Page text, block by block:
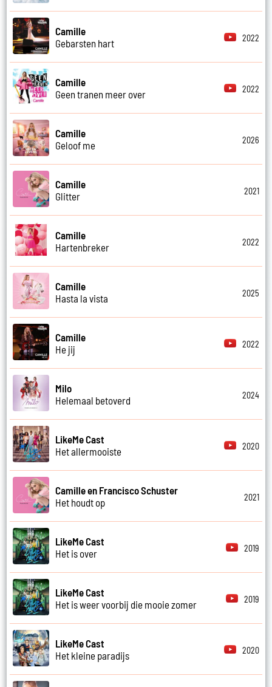
Camille
Gebarsten hart
2022
Camille
Geen tranen meer over
2022
Camille
Geloof me
2026
Camille
Glitter
2021
Camille
Hartenbreker
2022
Camille
Hasta la vista
2025
Camille
He jij
2022
Milo
Helemaal betoverd
2024
LikeMe Cast
Het allermooiste
2020
Camille en Francisco Schuster
Het houdt op
2021
LikeMe Cast
Het is over
2019
LikeMe Cast
Het is weer voorbij die mooie zomer
2019
LikeMe Cast
Het kleine paradijs
2020